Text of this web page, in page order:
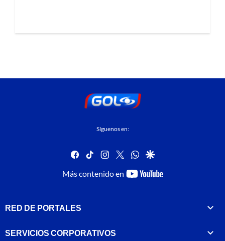
Síguenos en:
facebook
tiktok instagram
twitterwhatsapp
google
Más contenido en
youtube-
RED DE PORTALES
SERVICIOS CORPORATIVOS